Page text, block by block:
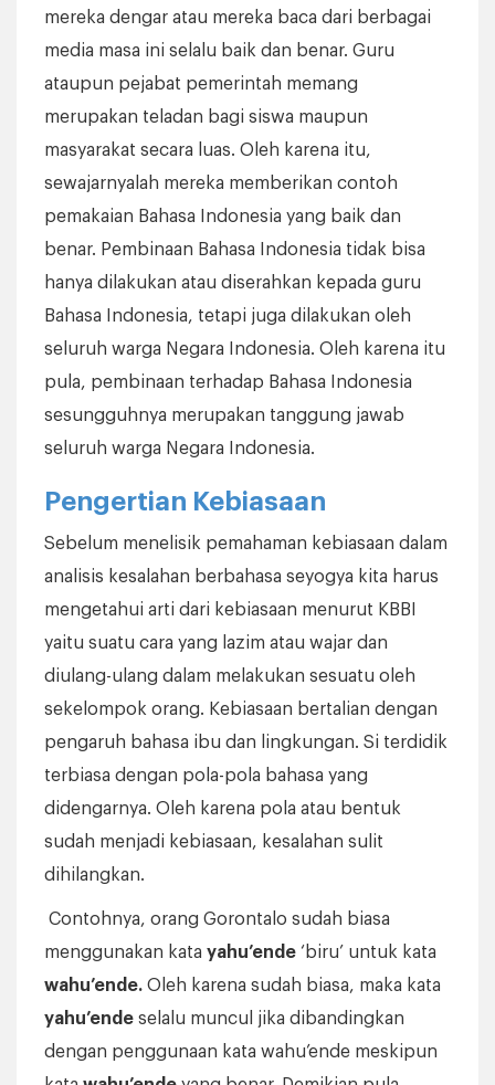
mereka dengar atau mereka baca dari berbagai
media masa ini selalu baik dan benar. Guru
ataupun pejabat pemerintah memang
merupakan teladan bagi siswa maupun
masyarakat secara luas. Oleh karena itu,
sewajarnyalah mereka memberikan contoh
pemakaian Bahasa Indonesia yang baik dan
benar. Pembinaan Bahasa Indonesia tidak bisa
hanya dilakukan atau diserahkan kepada guru
Bahasa Indonesia, tetapi juga dilakukan oleh
seluruh warga Negara Indonesia. Oleh karena itu
pula, pembinaan terhadap Bahasa Indonesia
sesungguhnya merupakan tanggung jawab
seluruh warga Negara Indonesia.
Pengertian Kebiasaan
Sebelum menelisik pemahaman kebiasaan dalam
analisis kesalahan berbahasa seyogya kita harus
mengetahui arti dari kebiasaan menurut KBBI
yaitu suatu cara yang lazim atau wajar dan
diulang-ulang dalam melakukan sesuatu oleh
sekelompok orang. Kebiasaan bertalian dengan
pengaruh bahasa ibu dan lingkungan. Si terdidik
terbiasa dengan pola-pola bahasa yang
didengarnya. Oleh karena pola atau bentuk
sudah menjadi kebiasaan, kesalahan sulit
dihilangkan.
Contohnya, orang Gorontalo sudah biasa
menggunakan kata yahu’ende ‘biru’ untuk kata
wahu’ende. Oleh karena sudah biasa, maka kata
yahu’ende selalu muncul jika dibandingkan
dengan penggunaan kata wahu’ende meskipun